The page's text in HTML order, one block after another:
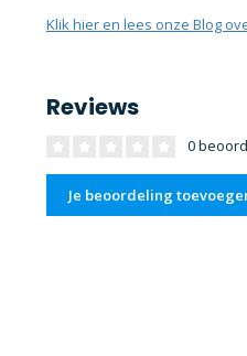
Klik hier en lees onze Blog
Reviews
0
Je beoordeling